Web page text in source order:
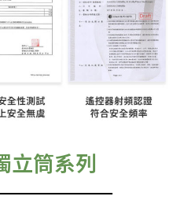
立筒系列